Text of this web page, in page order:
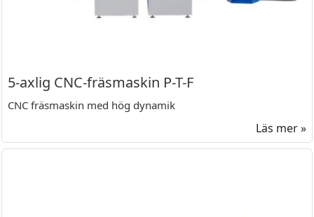
5-axlig CNC-fräsmaskin P-T-F
CNC fräsmaskin med hög dynamik
Läs mer »